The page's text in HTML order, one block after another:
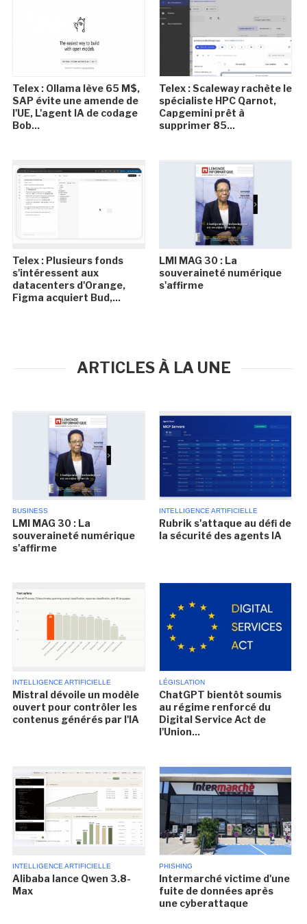
Telex : Ollama lève 65 M$,
SAP évite une amende de
l'UE, L'agent IA de codage
Bob...
Telex : Scaleway rachète le
spécialiste HPC Qarnot,
Capgemini prêt à
supprimer 85...
Telex : Plusieurs fonds
s'intéressent aux
datacenters d'Orange,
Figma acquiert Bud,...
LMI MAG 30 : La
souveraineté numérique
s'affirme
ARTICLES À LA UNE
BUSINESS
LMI MAG 30 : La
souveraineté numérique
s'affirme
INTELLIGENCE ARTIFICIELLE
Rubrik s'attaque au défi de
la sécurité des agents IA
INTELLIGENCE ARTIFICIELLE
Mistral dévoile un modèle
ouvert pour contrôler les
contenus générés par l'IA
LÉGISLATION
ChatGPT bientôt soumis
au régime renforcé du
Digital Service Act de
l'Union...
INTELLIGENCE ARTIFICIELLE
Alibaba lance Qwen 3.8-
Max
PHISHING
Intermarché victime d'une
fuite de données après
une cyberattaque